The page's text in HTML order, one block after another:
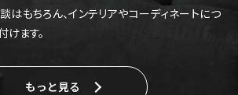
はもちろん、インテリアやコーディネートにつ
ます。
もっと見る